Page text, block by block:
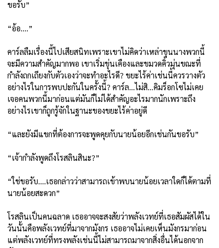
ขอรับ”
“อ้อ....”
คาร์ลลืมเรื่องนี้ไปเสียสนิทเพราะเขาไม่คิดว่าเหล่าขุนนางพวกนี้
จะมีความสำคัญมากพอ เขาเริ่มขุ่นเคืองและขมวดคิ้วมุ่นขณะที่
กำลังถกเถียงกับตัวเองว่าจะทำอะไรดี? ขยะไร้ค่าเช่นนี้ควรวางตัว
อย่างไรในการพบปะกันในครั้งนี้? คาร์ล...ไม่สิ...คิมร็อกโซไม่เคย
เจอคนพวกนี้มาก่อนแต่มันก็ไม่ได้สำคัญอะไรมากนักเพราะถึง
อย่างไรเขาก็ถูกรู้จักในฐานะของขยะไร้ค่าอยู่ดี
“และยังมีแขกที่ต้องการจะพูดคุยกับนายน้อยอีกเช่นกันขอรับ”
“เจ้ากำลังพูดถึงโรสลินสินะ?”
“ใช่ขอรับ....เธอกล่าวว่าสามารถเข้าพบนายน้อยเวลาใดก็ได้ตามที่
นายน้อยสะดวก”
โรสลินเป็นคนฉลาด เธออาจจะสงสัยว่าพลังเวทย์ที่เธอสัมผัสได้ใน
วันนั้นคือพลังเวทย์ที่มาจากมังกร เธออาจไม่เคยเห็นมังกรมาก่อน
แต่พลังเวทย์ที่ทรงพลังเช่นนี้ไม่สามารถมาจากสิ่งอื่นได้นอกจาก